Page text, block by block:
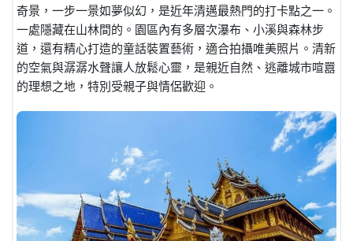
奇景，一步一景如夢似幻，是近年清邁最熱門的打卡點之一。
一處隱藏在山林間的。園區內有多層次瀑布、小溪與森林步
道，還有精心打造的童話裝置藝術，適合拍攝唯美照片。清新
的空氣與潺潺水聲讓人放鬆心靈，是親近自然、逃離城市喧囂
的理想之地，特別受親子與情侶歡迎。